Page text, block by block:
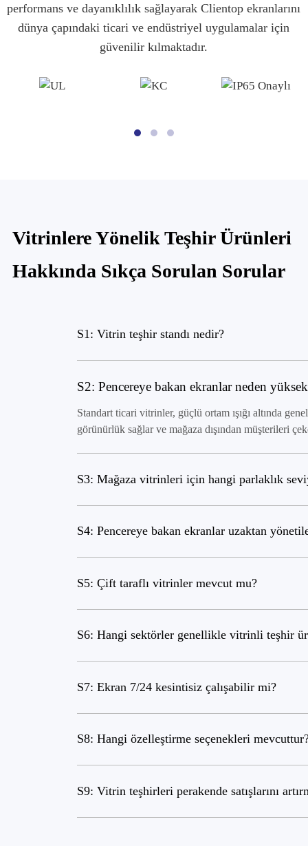
performans ve dayanıklılık sağlayarak Clientop ekranlarını
dünya çapındaki ticari ve endüstriyel uygulamalar için
güvenilir kılmaktadır.
Vitrinlere Yönelik Teşhir Ürünleri
Hakkında Sıkça Sorulan Sorular
S1: Vitrin teşhir standı nedir?
S2: Pencereye bakan ekranlar neden
Standart ticari vitrinler, güçlü ortam ışığı altında
görünürlük sağlar ve mağaza dışından müşterileri
S3: Mağaza vitrinleri için hangi parlaklık
S4: Pencereye bakan ekranlar uzaktan
S5: Çift taraflı vitrinler mevcut mu?
S6: Hangi sektörler genellikle vitrinli teşhir
S7: Ekran 7/24 kesintisiz çalışabilir mi?
S8: Hangi özelleştirme seçenekleri
S9: Vitrin teşhirleri perakende satışlarını